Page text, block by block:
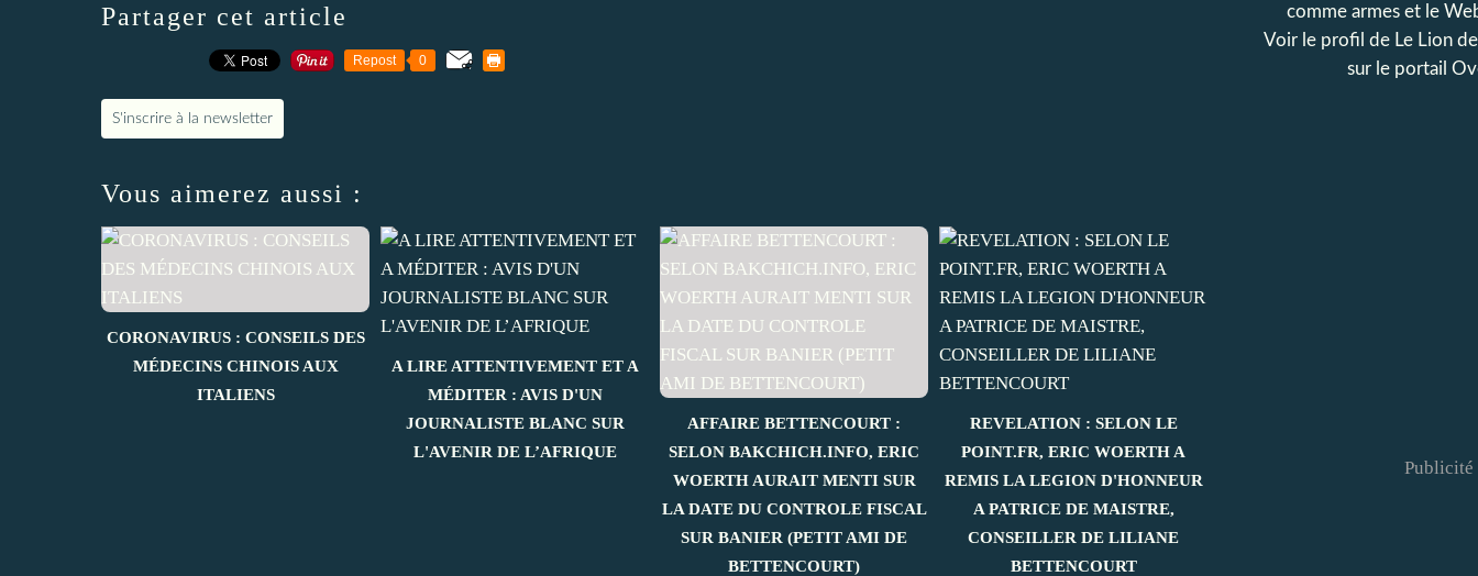
Partager cet article
Repost 0
S'inscrire à la newsletter
Vous aimerez aussi :
CORONAVIRUS : CONSEILS DES
MÉDECINS CHINOIS AUX
ITALIENS
A LIRE ATTENTIVEMENT ET A
MÉDITER : AVIS D'UN
JOURNALISTE BLANC SUR
L'AVENIR DE L’AFRIQUE
AFFAIRE BETTENCOURT :
SELON BAKCHICH.INFO, ERIC
WOERTH AURAIT MENTI SUR
LA DATE DU CONTROLE FISCAL
SUR BANIER (PETIT AMI DE
BETTENCOURT)
REVELATION : SELON LE
POINT.FR, ERIC WOERTH A
REMIS LA LEGION D'HONNEUR
A PATRICE DE MAISTRE,
CONSEILLER DE LILIANE
BETTENCOURT
comme armes et le
Voir le profil de Le Lion
sur le portail
Publicité